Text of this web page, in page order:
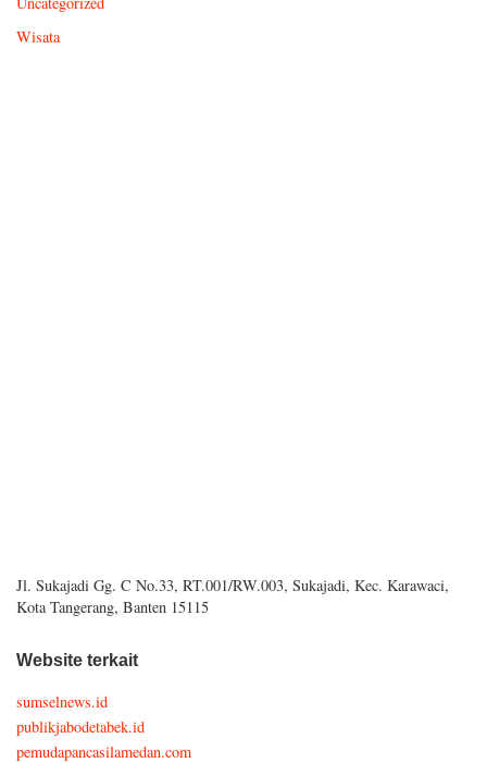
Wisata
Jl. Sukajadi Gg. C No.33, RT.001/RW.003, Sukajadi, Kec. Karawaci,
Kota Tangerang, Banten 15115
Website terkait
sumselnews.id
publikjabodetabek.id
pemudapancasilamedan.com